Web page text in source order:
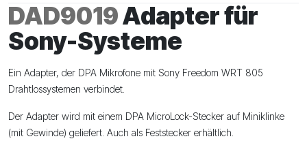
DAD9019Adapter für
Sony-Systeme
Ein Adapter, der DPA Mikrofone mit Sony Freedom WRT 805
Drahtlossystemen verbindet.
Der Adapter wird mit einem DPA MicroLock-Stecker auf Miniklinke
(mit Gewinde) geliefert. Auch als Feststecker erhältlich.